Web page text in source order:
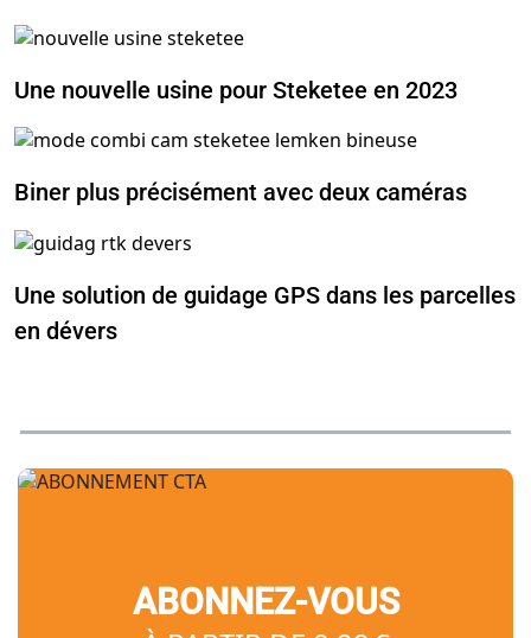
Une nouvelle usine pour Steketee en 2023
Biner plus précisément avec deux caméras
Une solution de guidage GPS dans les parcelles
en dévers
ABONNEZ-VOUS